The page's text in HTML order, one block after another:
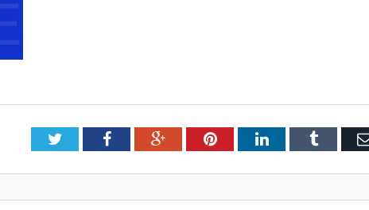
TwitterFacebookGoogle+PinterestLinkedInTumblr